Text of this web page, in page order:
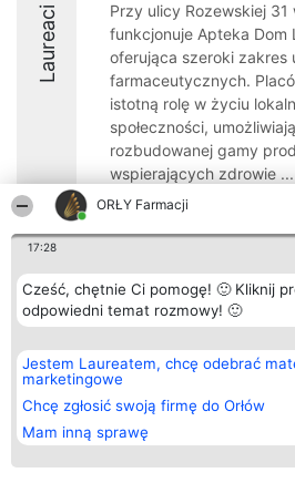
ORŁY Farmacji
17:28
Cześć, chętnie Ci pomogę! 🙂 Kliknij
odpowiedni temat rozmowy! 🙂
Jestem Laureatem, chcę odebrać
marketingowe
Chcę zgłosić swoją firmę do Orłów
Mam inną sprawę
Laureaci
Przy ulicy Rozewskiej 31
funkcjonuje Apteka Dom
oferująca szeroki zakres
farmaceutycznych.
istotną rolę w życiu
społeczności,
rozbudowanej gamy
wspierających zdrowie ...
8.2
Organizator plebiscytu
Bright Side Solutions sp. z o.
o. sp. k.
Wrocław 50-079
KRS 0000749100 | Regon
381313360 | NIP 8943132676
+48 508 492 400
Plebiscyt
Laureaci
Lista
Laureatów
Polityka